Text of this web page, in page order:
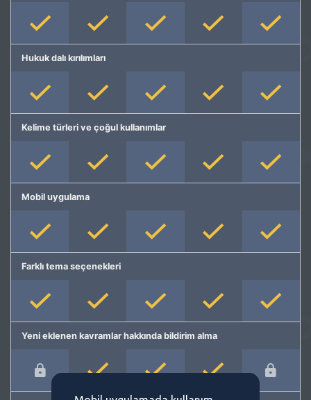
Hukuk dalı kırılımları
Kelime türleri ve çoğul kullanımlar
Mobil uygulama
Farklı tema seçenekleri
Yeni eklenen kavramlar hakkında bildirim alma